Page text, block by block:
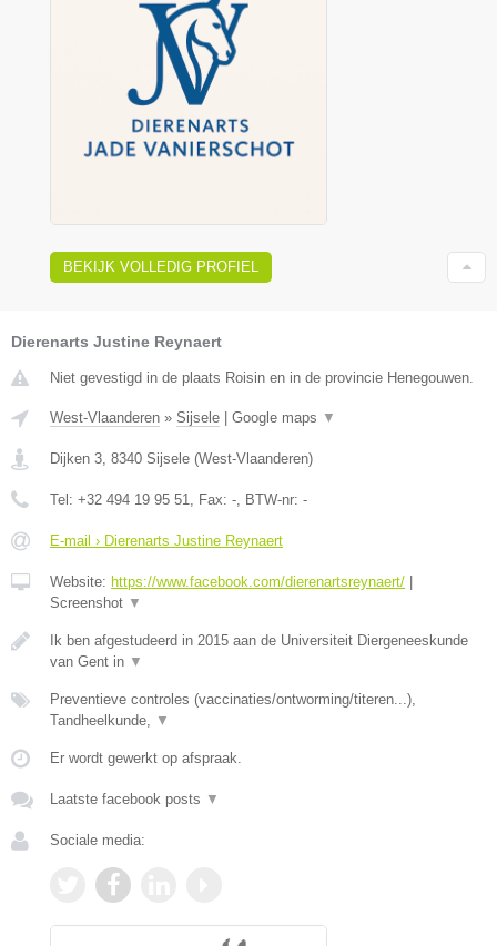
BEKIJK VOLLEDIG PROFIEL
Dierenarts Justine Reynaert
Niet gevestigd in de plaats Roisin en in de provincie Henegouwen.
West-Vlaanderen » Sijsele Google maps ▼
Dijken 3, 8340 Sijsele (West-Vlaanderen)
Tel: +32 494 19 95 51, Fax: -, BTW-nr: -
E-mail › Dierenarts Justine Reynaert
Website: https://www.facebook.com/dierenartsreynaert/
Screenshot ▼
Ik ben afgestudeerd in 2015 aan de Universiteit Diergeneeskunde
van Gent in ▼
Preventieve controles (vaccinaties/ontworming/titeren...),
Tandheelkunde, ▼
Er wordt gewerkt op afspraak.
Laatste facebook posts ▼
Sociale media: